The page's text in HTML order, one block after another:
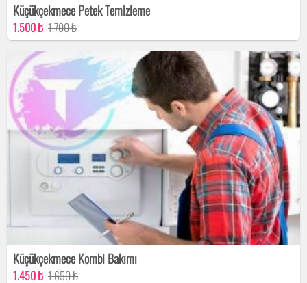
Küçükçekmece Petek Temizleme
1.500 ₺ 1.700 ₺
Küçükçekmece Kombi Bakımı
1.450 ₺ 1.650 ₺